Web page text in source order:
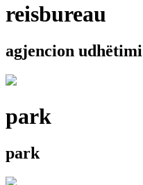
reisbureau
agjencion udhëtimi
park
park